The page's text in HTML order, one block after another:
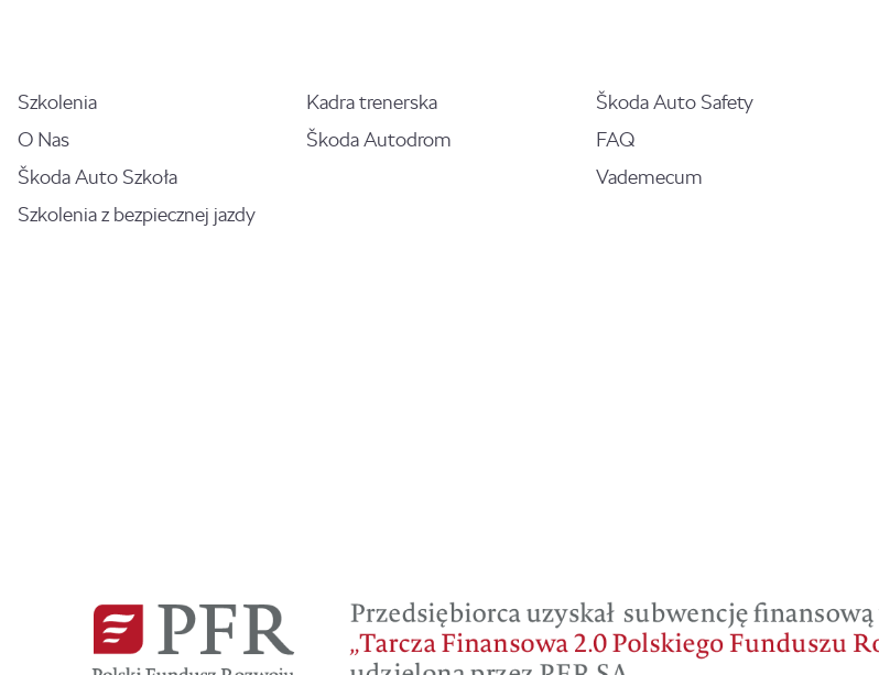
Szkolenia
O Nas
Škoda Auto Szkoła
Szkolenia z bezpiecznej jazdy
Kadra trenerska
Škoda Autodrom
Škoda Auto Safety
FAQ
Vademecum